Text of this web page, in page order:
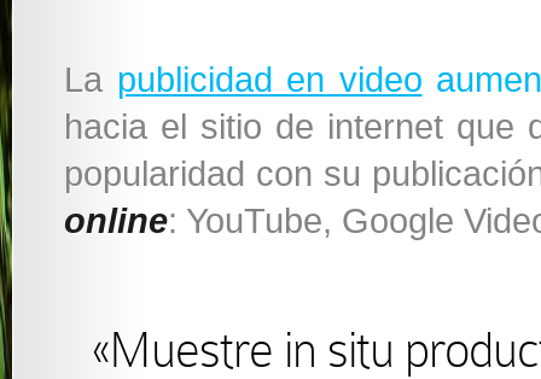
La publicidad en video
hacia el sitio de internet que
popularidad con su
online: YouTube, Google
«Muestre in situ